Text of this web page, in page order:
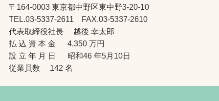
〒164-0003 東京都中野区東中野3-20-10
TEL.03-5337-2611 FAX.03-5337-2610
代表取締役社長 越後 幸太郎
払 込 資 本 金 4,350 万円
設 立 年 月 日 昭和46 年5月10日
従業員数 142 名